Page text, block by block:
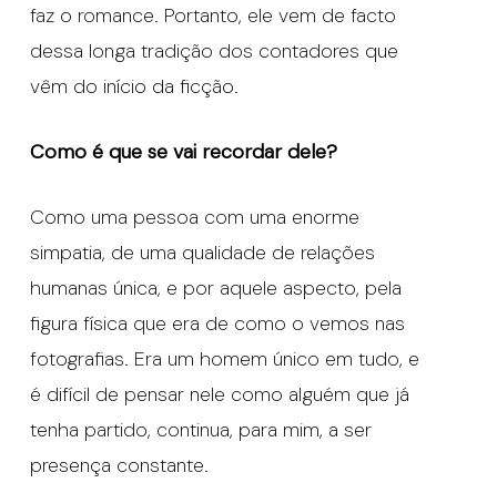
faz o romance. Portanto, ele vem de facto
dessa longa tradição dos contadores que
vêm do início da ficção.
Como é que se vai recordar dele?
Como uma pessoa com uma enorme
simpatia, de uma qualidade de relações
humanas única, e por aquele aspecto, pela
figura física que era de como o vemos nas
fotografias. Era um homem único em tudo, e
é difícil de pensar nele como alguém que já
tenha partido, continua, para mim, a ser
presença constante.